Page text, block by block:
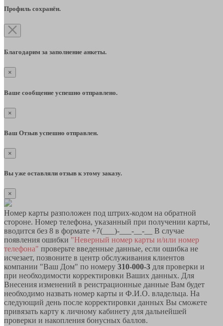
Профиль сохранён.
Благодарим за заполнение анкеты.
×
Ваше сообщение успешно отправлено.
×
Ваш Отзыв успешно отправлен.
×
Вы уже оставляли отзыв к этому заказу.
×
Номер карты разположен под штрих-кодом на обратной
стороне. Номер телефона, указанный при получении карты,
вводится без 8 в формате +7(___)-___-__-__ В случае
появления ошибки "Неверный номер карты и/или номер
телефона" проверьте введенные данные, если ошибка не
исчезает, позвоните в центр обслуживания клиентов
компании "Ваш Дом" по номеру 310-000-3 для проверки и
при необходимости корректировки Ваших данных. Для
Внесения изменений в реистрационные данные Вам будет
необходимо назвать номер карты и Ф.И.О. владельца. На
следующий день после корректировки данных Вы сможете
привязать карту к личному кабинету для дальнейшей
проверки и накопления бонусных баллов.